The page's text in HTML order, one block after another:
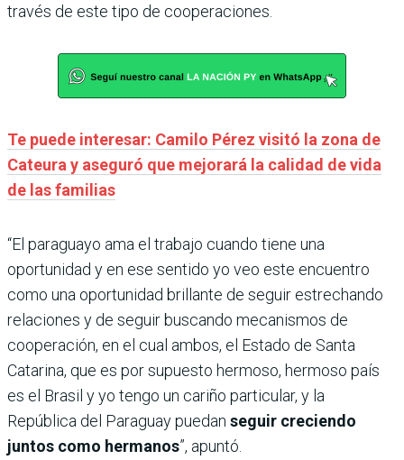
través de este tipo de cooperaciones.
Te puede interesar: Camilo Pérez visitó la zona de
Cateura y aseguró que mejorará la calidad de vida
de las familias
“El paraguayo ama el trabajo cuando tiene una
oportunidad y en ese sentido yo veo este encuentro
como una oportunidad brillante de seguir estrechando
relaciones y de seguir buscando mecanismos de
cooperación, en el cual ambos, el Estado de Santa
Catarina, que es por supuesto hermoso, hermoso país
es el Brasil y yo tengo un cariño particular, y la
República del Paraguay puedan seguir creciendo
juntos como hermanos”, apuntó.